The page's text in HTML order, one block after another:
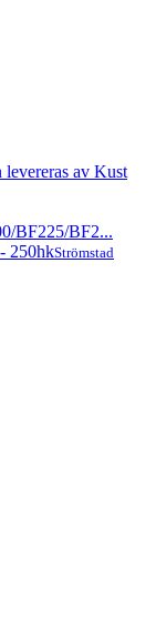
levereras av Kust
BF225/BF2...
Strömstad